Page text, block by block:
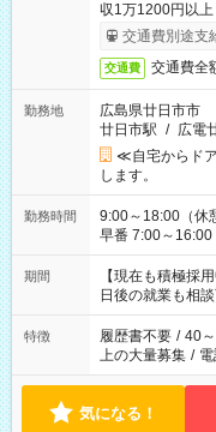
収1万1200円以上
交通費別途支
交通費 交通費全
勤務地
広島県廿日市市
廿日市駅 / 広電
≪自宅からド
します。
勤務時間
9:00～18:00（休憩60分） ■ご希望があれ
早番 7:00～16:00 遅番 10:00
い」 「余裕を持
たくない」 など、ご
の方へ 今ご覧の
の勤務時間。 合
期間
【現在も積極採
日後の就業も相談
特徴 履歴書不要 / 40
上の大量募集 /
気になる！